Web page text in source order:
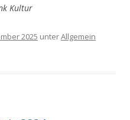
Kultur
2025 unterAllgemein